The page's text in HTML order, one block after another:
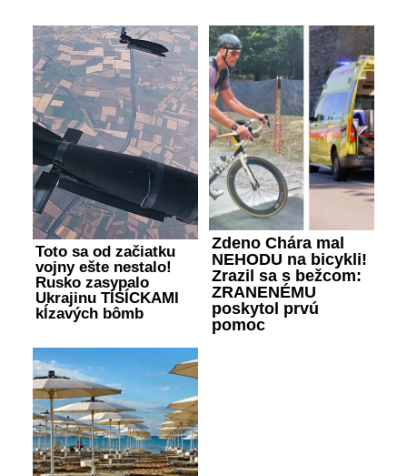
Toto sa od začiatku
vojny ešte nestalo!
Rusko zasypalo
Ukrajinu TISÍCKAMI
kĺzavých bômb
Zdeno Chára mal
NEHODU na bicykli!
Zrazil sa s bežcom:
ZRANENÉMU
poskytol prvú
pomoc